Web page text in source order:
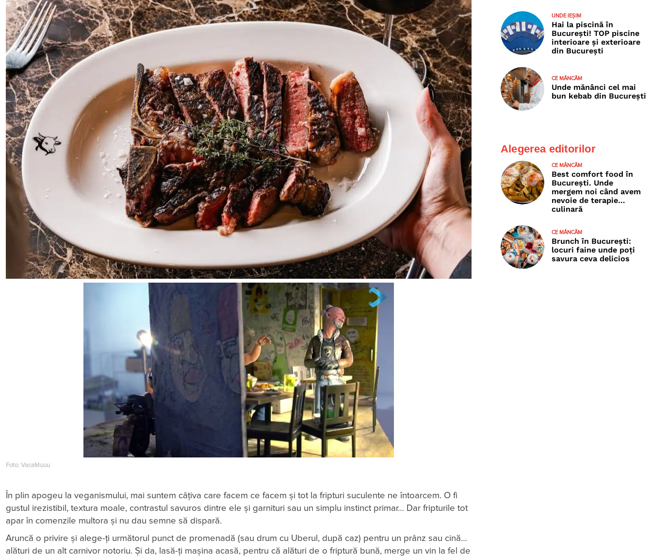
Foto: VacaMuuu
În plin apogeu la veganismului, mai suntem câțiva care facem ce facem și tot la fripturi suculente ne întoarcem. O fi
gustul irezistibil, textura moale, contrastul savuros dintre ele și garnituri sau un simplu instinct primar… Dar fripturile tot
apar în comenzile multora și nu dau semne să dispară.
Aruncă o privire și alege-ți următorul punct de promenadă (sau drum cu Uberul, după caz) pentru un prânz sau cină…
alături de un alt carnivor notoriu. Și da, lasă-ți mașina acasă, pentru că alături de o friptură bună, merge un vin la fel de
UNDE IEȘIM
Hai la piscină în
București! TOP piscine
interioare și exterioare
din București
CE MÂNCĂM
Unde mănânci cel mai
bun kebab din București
Alegerea editorilor
CE MÂNCĂM
Best comfort food în
București. Unde
mergem noi când avem
nevoie de terapie…
culinară
CE MÂNCĂM
Brunch în București:
locuri faine unde poţi
savura ceva delicios